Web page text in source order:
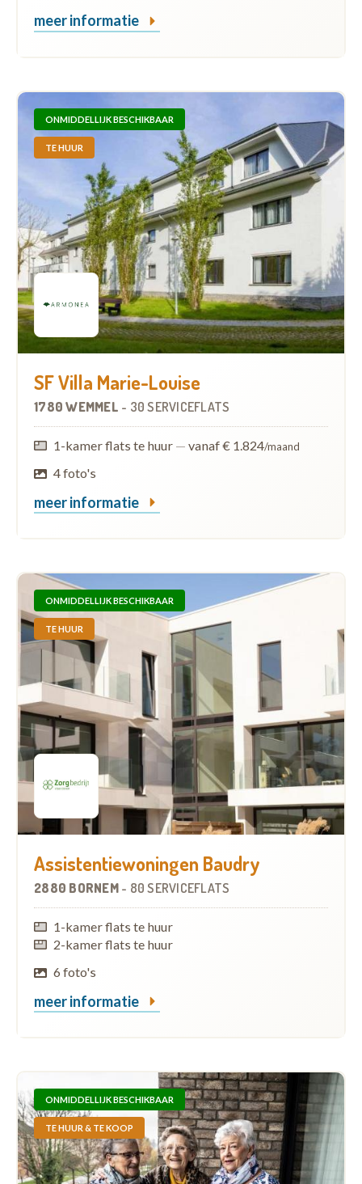
meer informatie
ONMIDDELLIJK BESCHIKBAAR
TE HUUR
SF Villa Marie-Louise
1780 WEMMEL - 30 SERVICEFLATS
1-kamer flats te huur — vanaf € 1.824/maand
4 foto's
meer informatie
ONMIDDELLIJK BESCHIKBAAR
TE HUUR
Assistentiewoningen Baudry
2880 BORNEM - 80 SERVICEFLATS
1-kamer flats te huur
2-kamer flats te huur
6 foto's
meer informatie
ONMIDDELLIJK BESCHIKBAAR
TE HUUR & TE KOOP